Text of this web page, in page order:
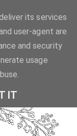
its services
user-agent are
and security
usage
IT